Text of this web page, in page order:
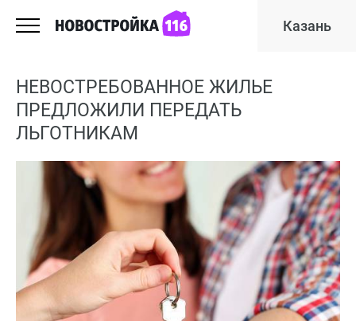
Казань
НЕВОСТРЕБОВАННОЕ ЖИЛЬЕ
ПРЕДЛОЖИЛИ ПЕРЕДАТЬ
ЛЬГОТНИКАМ